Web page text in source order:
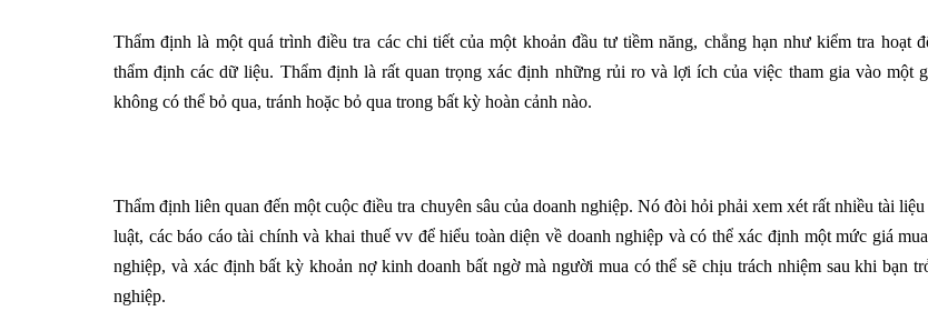
Thẩm định là một quá trình điều tra các chi tiết của một khoản đầu tư tiềm năng, chẳng hạn như kiểm tra hoạt
thẩm định các dữ liệu. Thẩm định là rất quan trọng xác định những rủi ro và lợi ích của việc tham gia vào một
không có thể bỏ qua, tránh hoặc bỏ qua trong bất kỳ hoàn cảnh nào.
Thẩm định liên quan đến một cuộc điều tra chuyên sâu của doanh nghiệp. Nó đòi hỏi phải xem xét rất nhiều tài
luật, các báo cáo tài chính và khai thuế vv để hiểu toàn diện về doanh nghiệp và có thể xác định một mức giá
nghiệp, và xác định bất kỳ khoản nợ kinh doanh bất ngờ mà người mua có thể sẽ chịu trách nhiệm sau khi bạn
nghiệp.